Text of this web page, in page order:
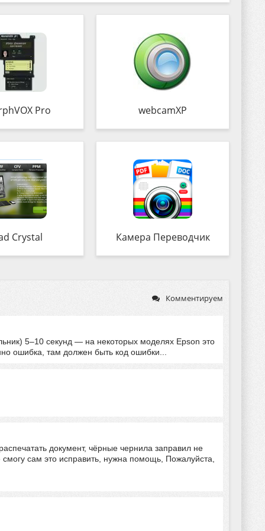
Pro webcamXP
Crystal Камера Переводчик
Комментируем
5–10 секунд — на некоторых моделях Epson это
ошибка, там должен быть код ошибки...
документ, чёрные чернила заправил не
сам это исправить, нужна помощь, Пожалуйста,